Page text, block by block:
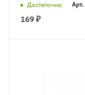
Достаточно
169 ₽